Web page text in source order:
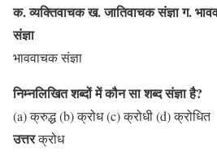
क. व्यक्तिवाचक ख. जातिवाचक संज्ञा ग.
संज्ञा
भाववाचक संज्ञा
निम्नलिखित शब्दों में कौन सा शब्द संज्ञा है?
(a) क्रुद्ध (b) क्रोध (c) क्रोधी (d) क्रोधित
उत्तरक्रोध